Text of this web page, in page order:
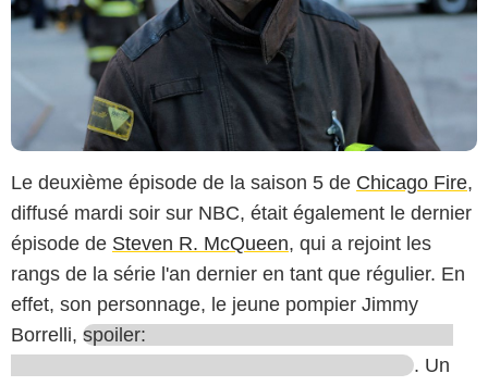
Le deuxième épisode de la saison 5 de Chicago Fire,
diffusé mardi soir sur NBC, était également le dernier
épisode de Steven R. McQueen, qui a rejoint les
rangs de la série l'an dernier en tant que régulier. En
effet, son personnage, le jeune pompier Jimmy
Borrelli, spoiler:
. Un